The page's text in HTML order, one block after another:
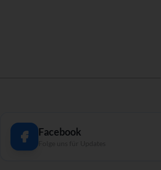
Facebook
Folge uns für Updates